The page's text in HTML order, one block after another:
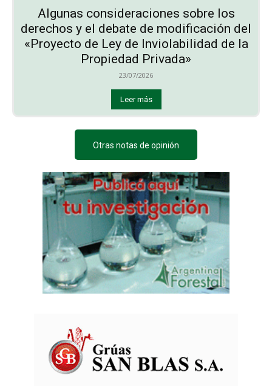
Algunas consideraciones sobre los
derechos y el debate de modificación del
«Proyecto de Ley de Inviolabilidad de la
Propiedad Privada»
23/07/2026
Leer más
Otras notas de opinión